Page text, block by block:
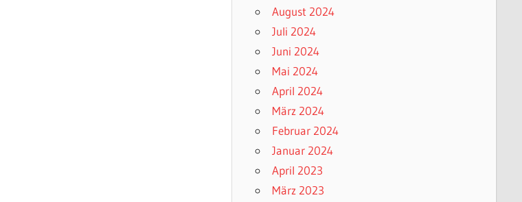
August 2024
Juli 2024
Juni 2024
Mai 2024
April 2024
März 2024
Februar 2024
Januar 2024
April 2023
März 2023